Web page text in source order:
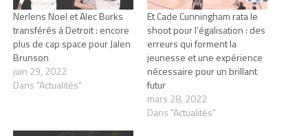
Nerlens Noel et Alec Burks
transférés à Detroit : encore
plus de cap space pour Jalen
Brunson
juin 29, 2022
Dans "Actualités"
Et Cade Cunningham rata le
shoot pour l’égalisation : des
erreurs qui forment la
jeunesse et une expérience
nécessaire pour un brillant
futur
mars 28, 2022
Dans "Actualités"